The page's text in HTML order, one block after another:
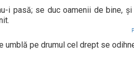
i pasă; se duc oamenii de bine,
umblă pe drumul cel drept se